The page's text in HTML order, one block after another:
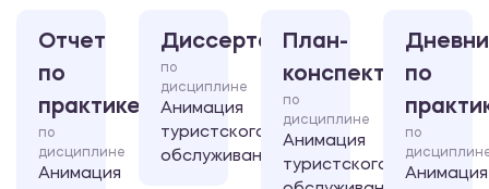
Отчет
по
практике
по
дисциплине
Анимация
Диссертация
по
дисциплине
Анимация
туристского
обслуживания
План-
конспект
по
дисциплине
Анимация
туристского
по
по
Анимация